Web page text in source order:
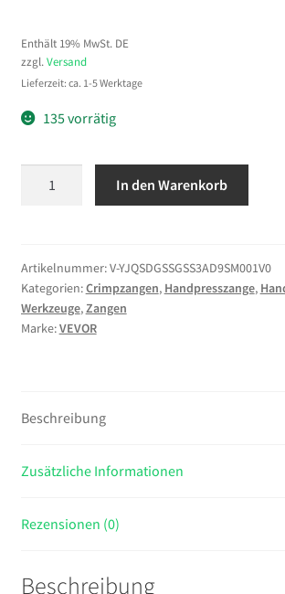
Enthält 19% MwSt. DE
zzgl. Versand
Lieferzeit: ca. 1-5 Werktage
135 vorrätig
Crimpwerkzeug
mit
Metrischen
&
Presszange,
für
&
sowie
In den Warenkorb
Artikelnummer:V-YJQSDGSSGSS3AD9SM001V0
Kategorien:Crimpzangen, Handpresszange,
Werkzeuge,Zangen
Marke:VEVOR
Beschreibung
Zusätzliche Informationen
Rezensionen (0)
Beschreibung